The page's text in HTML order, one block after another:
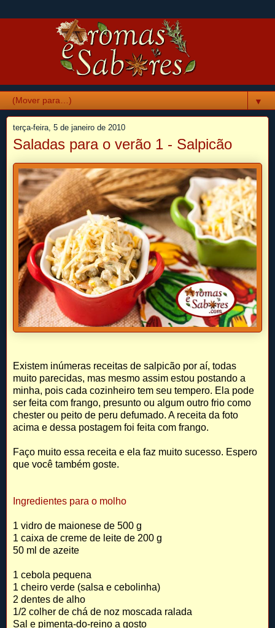
▼
terça-feira, 5 de janeiro de 2010
Saladas para o verão 1 - Salpicão
Existem inúmeras receitas de salpicão por aí, todas
muito parecidas, mas mesmo assim estou postando a
minha, pois cada cozinheiro tem seu tempero. Ela pode
ser feita com frango, presunto ou algum outro frio como
chester ou peito de peru defumado. A receita da foto
acima e dessa postagem foi feita com frango.
Faço muito essa receita e ela faz muito sucesso. Espero
que você também goste.
Ingredientes para o molho
1 vidro de maionese de 500 g
1 caixa de creme de leite de 200 g
50 ml de azeite
1 cebola pequena
1 cheiro verde (salsa e cebolinha)
2 dentes de alho
1/2 colher de chá de noz moscada ralada
Sal e pimenta-do-reino a gosto